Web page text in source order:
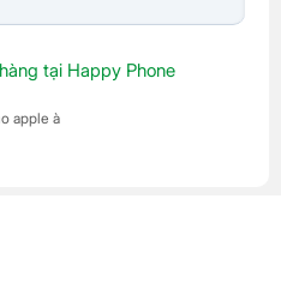
tại Happy Phone
apple à